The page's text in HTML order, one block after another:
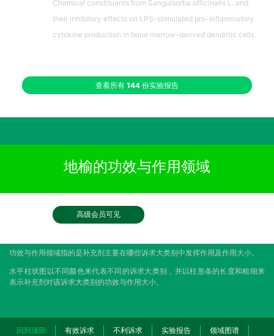
Chemical constituents from Sanguisorba officinalis L. and
their inhibitory effects on LPS-stimulated pro-inflammatory
cytokine production in bone marrow-derived dendritic cells.
查看所有 144 份实验报告
地榆的功效与作用领域
高级会员可见
功效与作用领域指的是补充剂主要在哪些诉求大类别中发挥作用及作用大小。
水平柱状图以不同颜色来代表不同的诉求大类别，并以柱形条的长度和粗细来
表示补充剂对该诉求大类别的功效与作用大小。
回到顶部 有效诉求 不利诉求 实验报告
领域图谱